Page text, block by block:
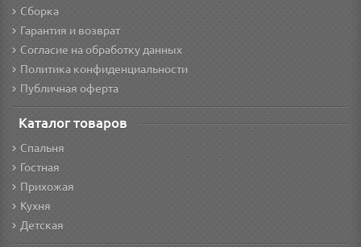
Сборка
Гарантия и возврат
Согласие на обработку данных
Политика конфиденциальности
Публичная оферта
Каталог товаров
Спальня
Гостная
Прихожая
Кухня
Детская